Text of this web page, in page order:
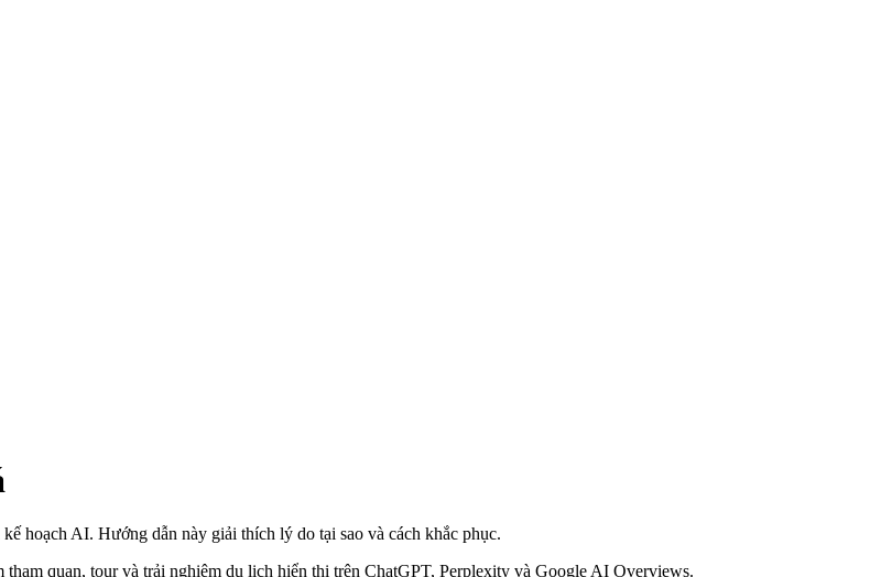
hoạch AI. Hướng dẫn này giải thích lý do tại sao và cách khắc phục.
quan, tour và trải nghiệm du lịch hiển thị trên ChatGPT, Perplexity và Google AI Overviews.